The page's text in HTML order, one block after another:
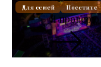
Для семей Посетите
Я проверю.